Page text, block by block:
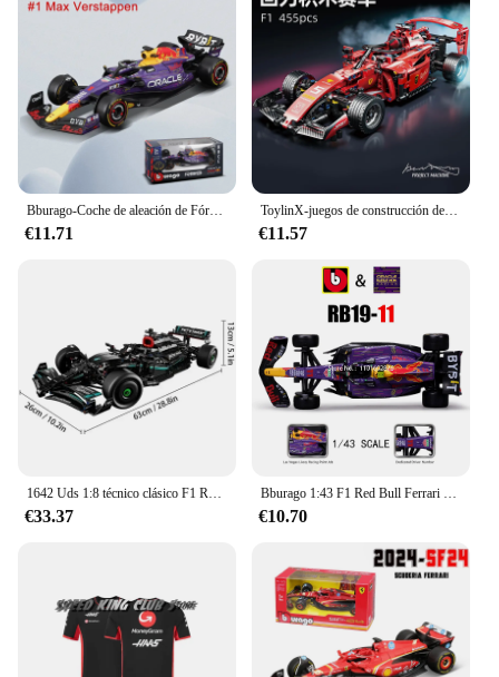
€11.71
ToylinX-juegos de construcción de coches MOC, bloques de construcción de automóviles con Control remoto, modelo coleccionable, Kits de coches, juguetes de construcción
€11.57
1642 Uds 1:8 técnico clásico F1 Racing 42171 bloques de construcción de rendimiento técnico Kit de modelos de supercoche DIY juguetes regalos para niños
€33.37
Bburago 1:43 F1 Red Bull Ferrari Mercedes Benz Aston Martin McLaren Alfa Romeo coche de lujo de aleación modelo de coche fundido a presión serie de juguetes
€10.70